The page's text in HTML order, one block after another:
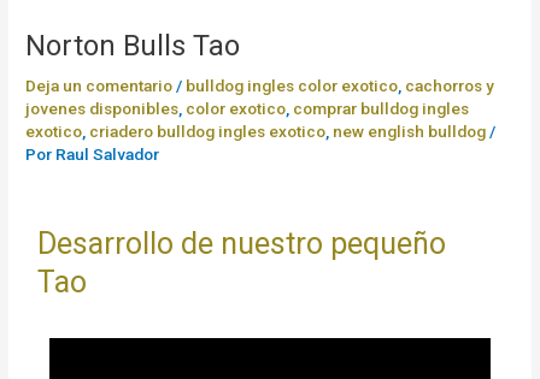
Norton Bulls Tao
Deja un comentario / bulldog ingles color exotico cachorros y
jovenes disponibles color exotico comprar bulldog ingles
exotico criadero bulldog ingles exotico new english bulldog /
Por Raul Salvador
Desarrollo de nuestro pequeño
Tao